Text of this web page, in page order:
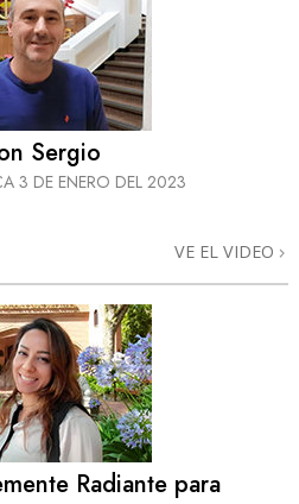
Sergio
3 DE ENERO DEL 2023
VE EL VIDEO
Radiante para